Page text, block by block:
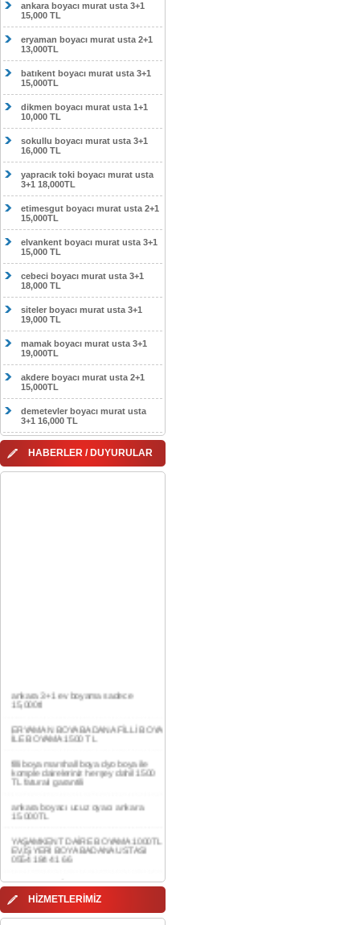
ankara boyacı murat usta 3+1
15,000 TL
eryaman boyacı murat usta 2+1
13,000TL
batıkent boyacı murat usta 3+1
15,000TL
dikmen boyacı murat usta 1+1
10,000 TL
sokullu boyacı murat usta 3+1
16,000 TL
yapracık toki boyacı murat usta
3+1 18,000TL
etimesgut boyacı murat usta 2+1
15,000TL
elvankent boyacı murat usta 3+1
15,000 TL
cebeci boyacı murat usta 3+1
18,000 TL
siteler boyacı murat usta 3+1
19,000 TL
mamak boyacı murat usta 3+1
19,000TL
akdere boyacı murat usta 2+1
15,000TL
demetevler boyacı murat usta
3+1 16,000 TL
HABERLER / DUYURULAR
ERYAMAN BOYA BADANA FİLLİ BOYA
İLE BOYAMA 1500 TL
filli boya marshall boya dyo boya ile
komple daireleriniz herşey dahil 1500
ankara boyacı ucuz oyacı ankara
15.000TL
YAŞAMKENT DAİRE BOYAMA 1000TL
EV,İŞYERİ BOYA BADANA USTASI
AKDERE DAİRE BOYAMA 1000TL
EV,İŞYERİ BOYA BADANA USTASI
CEBECİ DAİRE BOYAMA 1000TL
0554 184 41 66
HİZMETLERİMİZ